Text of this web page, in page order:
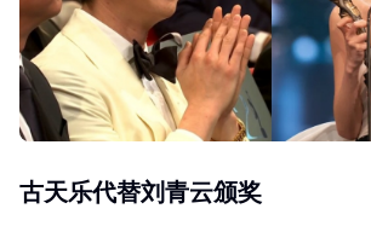
古天乐代替刘青云颁奖